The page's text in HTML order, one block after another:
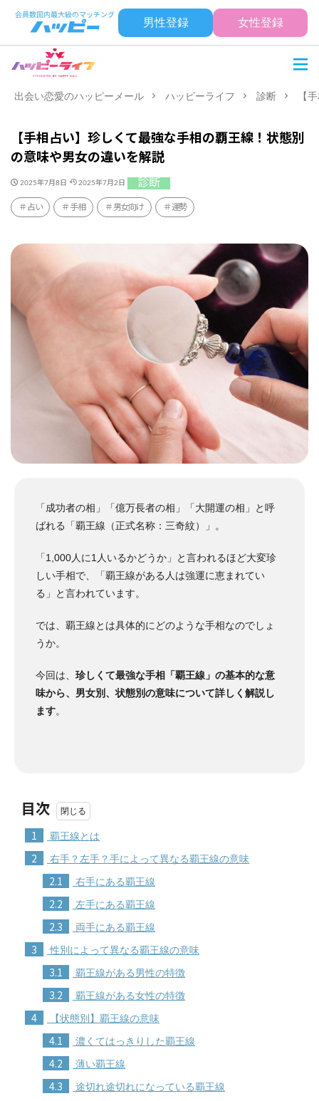
男性登録 女性登録
出会い恋愛のハッピーメール ハッピーライフ 診断 【
【手相占い】珍しくて最強な手相の覇王線！状態別
の意味や男女の違いを解説
2025年7月8日 2025年7月2日 診断
占い 手相 男女向け 運勢
「成功者の相」「億万長者の相」「大開運の相」と呼
ばれる「覇王線（正式名称：三奇紋）」。
「1,000人に1人いるかどうか」と言われるほど大変珍
しい手相で、「覇王線がある人は強運に恵まれてい
る」と言われています。
では、覇王線とは具体的にどのような手相なのでしょ
うか。
今回は、 珍しくて最強な手相「覇王線」の基本的な意
味から、男女別、状態別の意味について詳しく解説し
ます。
目次
1 覇王線とは
2 右手？左手？手によって異なる覇王線の意味
2.1 右手にある覇王線
2.2 左手にある覇王線
2.3 両手にある覇王線
3 性別によって異なる覇王線の意味
3.1 覇王線がある男性の特徴
3.2 覇王線がある女性の特徴
4 【状態別】覇王線の意味
4.1 濃くてはっきりした覇王線
4.2 薄い覇王線
4.3 途切れ途切れになっている覇王線